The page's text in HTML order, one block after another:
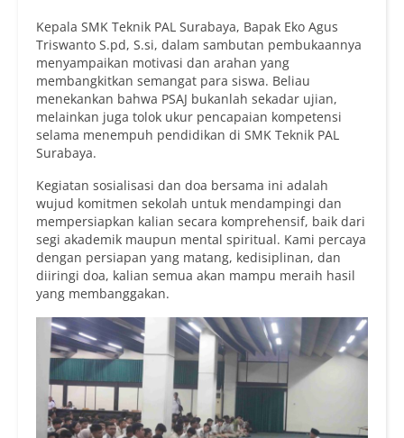
Kepala SMK Teknik PAL Surabaya, Bapak Eko Agus
Triswanto S.pd, S.si, dalam sambutan pembukaannya
menyampaikan motivasi dan arahan yang
membangkitkan semangat para siswa. Beliau
menekankan bahwa PSAJ bukanlah sekadar ujian,
melainkan juga tolok ukur pencapaian kompetensi
selama menempuh pendidikan di SMK Teknik PAL
Surabaya.
Kegiatan sosialisasi dan doa bersama ini adalah
wujud komitmen sekolah untuk mendampingi dan
mempersiapkan kalian secara komprehensif, baik dari
segi akademik maupun mental spiritual. Kami percaya
dengan persiapan yang matang, kedisiplinan, dan
diiringi doa, kalian semua akan mampu meraih hasil
yang membanggakan.